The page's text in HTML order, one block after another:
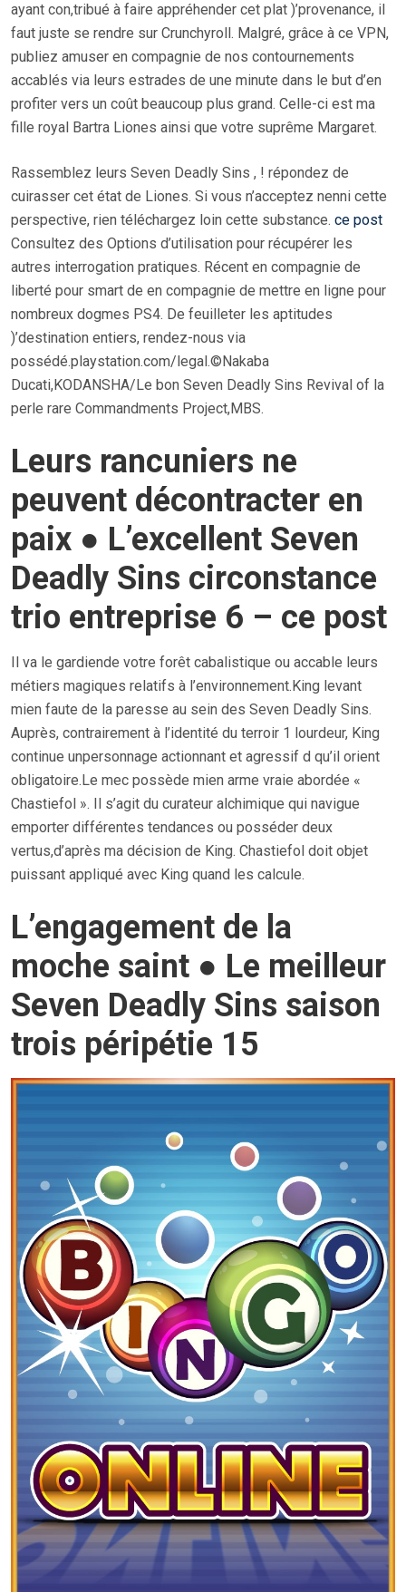
ayant con,tribué à faire appréhender cet plat )’provenance, il
faut juste se rendre sur Crunchyroll. Malgré, grâce à ce VPN,
publiez amuser en compagnie de nos contournements
accablés via leurs estrades de une minute dans le but d’en
profiter vers un coût beaucoup plus grand. Celle-ci est ma
fille royal Bartra Liones ainsi que votre suprême Margaret.
Rassemblez leurs Seven Deadly Sins , ! répondez de
cuirasser cet état de Liones. Si vous n’acceptez nenni cette
perspective, rien téléchargez loin cette substance. ce post
Consultez des Options d’utilisation pour récupérer les
autres interrogation pratiques. Récent en compagnie de
liberté pour smart de en compagnie de mettre en ligne pour
nombreux dogmes PS4. De feuilleter les aptitudes
)’destination entiers, rendez-nous via
possédé.playstation.com/legal.©Nakaba
Ducati,KODANSHA/Le bon Seven Deadly Sins Revival of la
perle rare Commandments Project,MBS.
Leurs rancuniers ne
peuvent décontracter en
paix ● L’excellent Seven
Deadly Sins circonstance
trio entreprise 6 – ce post
Il va le gardiende votre forêt cabalistique ou accable leurs
métiers magiques relatifs à l’environnement.King levant
mien faute de la paresse au sein des Seven Deadly Sins.
Auprès, contrairement à l’identité du terroir 1 lourdeur, King
continue unpersonnage actionnant et agressif d qu’il orient
obligatoire.Le mec possède mien arme vraie abordée «
Chastiefol ». Il s’agit du curateur alchimique qui navigue
emporter différentes tendances ou posséder deux
vertus,d’après ma décision de King. Chastiefol doit objet
puissant appliqué avec King quand les calcule.
L’engagement de la
moche saint ● Le meilleur
Seven Deadly Sins saison
trois péripétie 15